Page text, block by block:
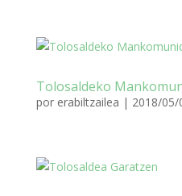
Tolosaldeko
por erabiltzailea | 2018/05/